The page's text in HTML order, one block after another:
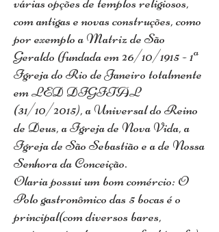
com antigas e novas construções, como
por exemplo a Matriz de São
Geraldo (fundada em 26/10/1915 - 1ª
Igreja do Rio de Janeiro totalmente
em LED DIGITAL
(31/10/2015), a Universal do Reino
de Deus, a Igreja de Nova Vida, a
Igreja de São Sebastião e a de Nossa
Senhora da Conceição.
Olaria possui um bom comércio: O
Polo gastronômico das 5 bocas é o
principal(com diversos bares,